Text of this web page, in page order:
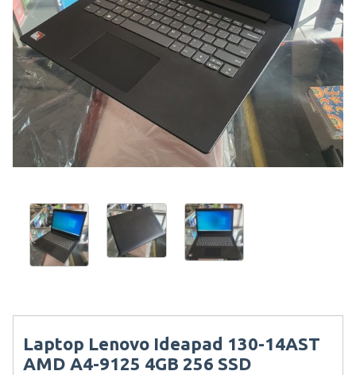
Laptop Lenovo Ideapad 130-14AST
AMD A4-9125 4GB 256 SSD